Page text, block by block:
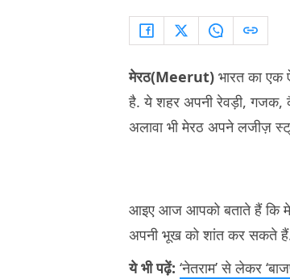
मेरठ(Meerut) भारत का एक
है. ये शहर अपनी रेवड़ी,
अलावा भी मेरठ अपने लजीज़
आइए आज आपको बताते हैं कि
अपनी भूख को शांत कर सकते
ये भी पढ़ें: ‘नेतराम’ से लेकर